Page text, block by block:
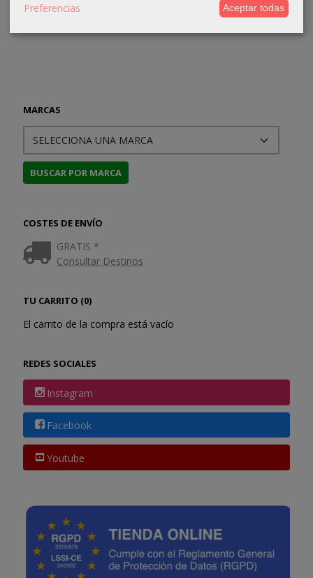
MARCAS
COSTES DE ENVÍO
GRATIS *
Consultar Destinos
TU CARRITO (0)
El carrito de la compra está vacío
REDES SOCIALES
Instagram
Facebook
Youtube
Preferencias Aceptar todas